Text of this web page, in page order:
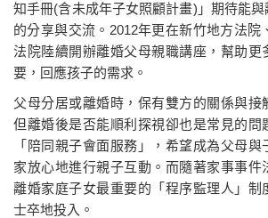
知手冊(含未成年子女照顧計畫)」期待能
的分享與交流。2012年更在新竹地方法院
法院陸續開辦離婚父母親職講座，幫助更
要，回應孩子的需求。
父母分居或離婚時，保有雙方的關係與接
但離婚後是否能順利探視卻也是常見的問
「陪同親子會面服務」，希望成為父母
家放心地進行親子互動。而隨著家事事件
離婚家庭子女最重要的「程序監理人」制
士卒地投入。